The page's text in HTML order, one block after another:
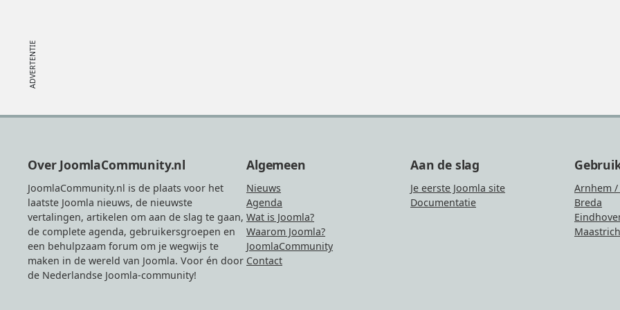
Over JoomlaCommunity.nl
JoomlaCommunity.nl is de plaats voor het
laatste Joomla nieuws, de nieuwste
vertalingen, artikelen om aan de slag te gaan,
de complete agenda, gebruikersgroepen en
een behulpzaam forum om je wegwijs te
maken in de wereld van Joomla. Voor én door
de Nederlandse Joomla-community!
Algemeen
Nieuws
Agenda
Wat is Joomla?
Waarom Joomla?
JoomlaCommunity
Contact
Aan de slag
Je eerste Joomla site
Documentatie
Arnhem
Breda